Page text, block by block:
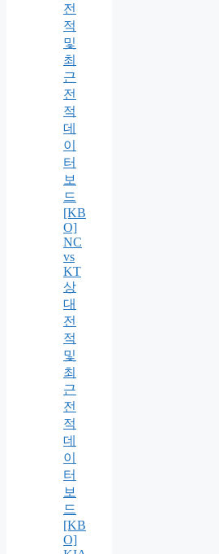
전
적
및
최
근
전
적
데
이
터
보
드
[KB
O]
NC
vs
KT
상
대
전
적
및
최
근
전
적
데
이
터
보
드
[KB
O]